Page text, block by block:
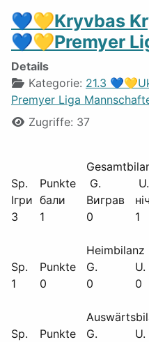
💙💛Kryvbas
💙💛Premyer
Details
Kategorie: 21.3
Premyer Liga
Zugriffe: 37
Sp.
Punkte G.
Ігри бали Виграв
3
1 0 1
Heimbilanz
Sp.
Punkte G. U.
1
0 0 0
Sp.
Punkte G. U.